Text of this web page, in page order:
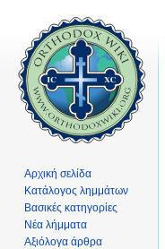
Αρχική σελίδα
Κατάλογος λημμάτων
Βασικές κατηγορίες
Νέα λήμματα
Αξιόλογα άρθρα